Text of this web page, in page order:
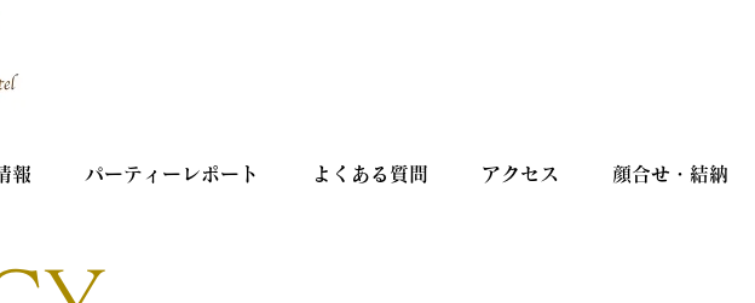
報 パーティーレポート よくある質問 アクセス 顔合せ・結納